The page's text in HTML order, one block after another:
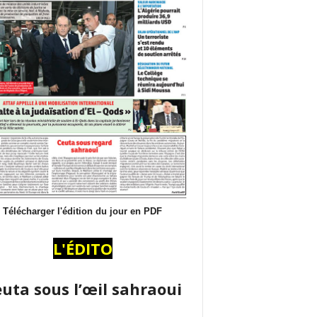
Télécharger l'édition du jour en PDF
L'ÉDITO
sous l’œil sahraoui